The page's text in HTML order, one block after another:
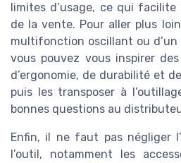
limites d’usage, ce qui
de la vente. Pour aller plus
multifonction oscillant ou
vous pouvez vous inspirer
d’ergonomie, de durabilité et
puis les transposer à
bonnes questions au
Enfin, il ne faut pas négliger
l’outil, notamment les